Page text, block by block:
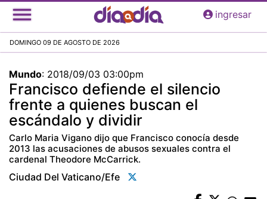
Pasar
al
principal
ingresar
DOMINGO 09 DE AGOSTO DE 2026
Mundo: 2018/09/03 03:00pm
Francisco defiende el silencio
frente a quienes buscan el
escándalo y dividir
Carlo Maria Vigano dijo que Francisco conocía desde
2013 las acusaciones de abusos sexuales contra el
cardenal Theodore McCarrick.
Ciudad Del Vaticano/efe